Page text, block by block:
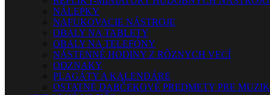
NÁLEPKY
NAFUKOVACIE NÁSTROJE
OBALY NA TABLETY
OBALY NA TELEFÓNY
NÁSTENNÉ HODINY Z RÔZNYCH VECÍ
ODZNAKY
PLAGÁTY A KALENDÁRE
OSTATNÉ DARČEKOVÉ PREDMETY PRE